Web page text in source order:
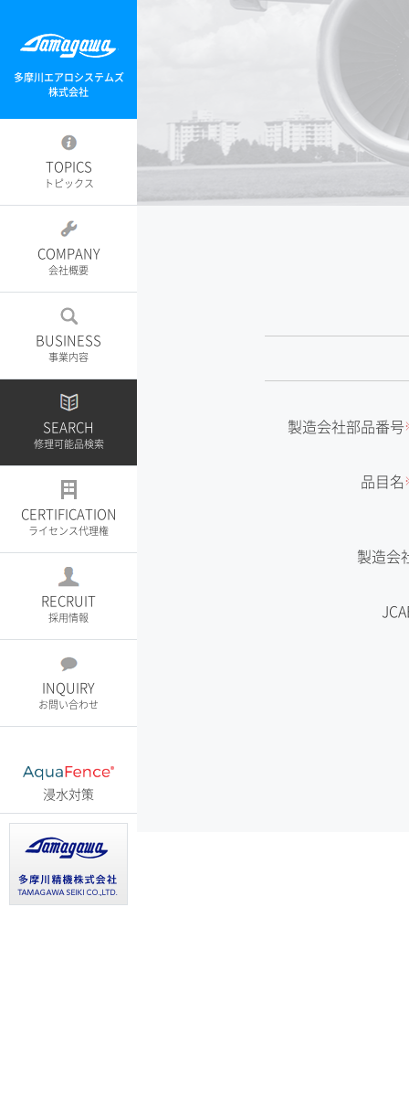
多摩川エアロシステムズ
株式会社
TOPICS
トピックス
COMPANY
会社概要
BUSINESS
事業内容
SEARCH
修理可能品検索
CERTIFICATION
ライセンス代理権
RECRUIT
採用情報
INQUIRY
お問い合わせ
浸水対策
製造会社部品番号
品目名
製造会